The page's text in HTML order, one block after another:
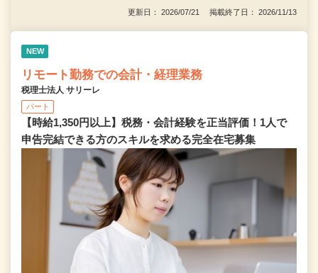
更新日： 2026/07/21 掲載終了日： 2026/11/13
NEW
リモート勤務での会計・経理業務
税理士法人 サリーレ
パート
【時給1,350円以上】税務・会計経験を正当評価！1⼈で
申告完結できる⽅のスキルを求める完全在宅募集